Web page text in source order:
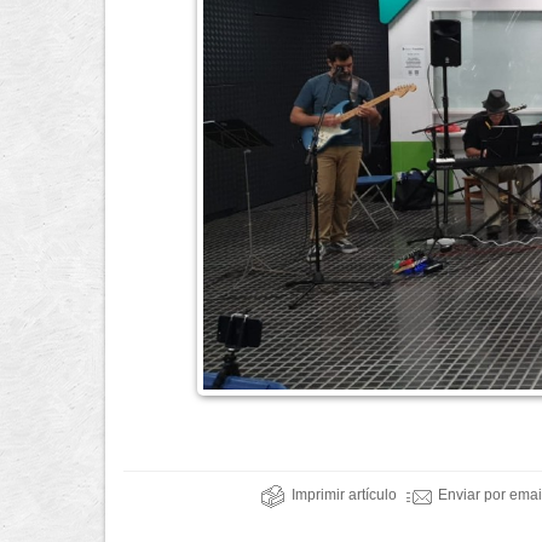
Imprimir artículo Enviar por